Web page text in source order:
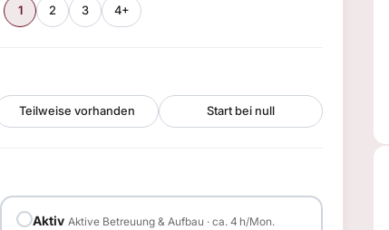
1 2 3 4+
Teilweise vorhanden Start bei null
Aktiv Aktive Betreuung & Aufbau · ca. 4 h/Mon.